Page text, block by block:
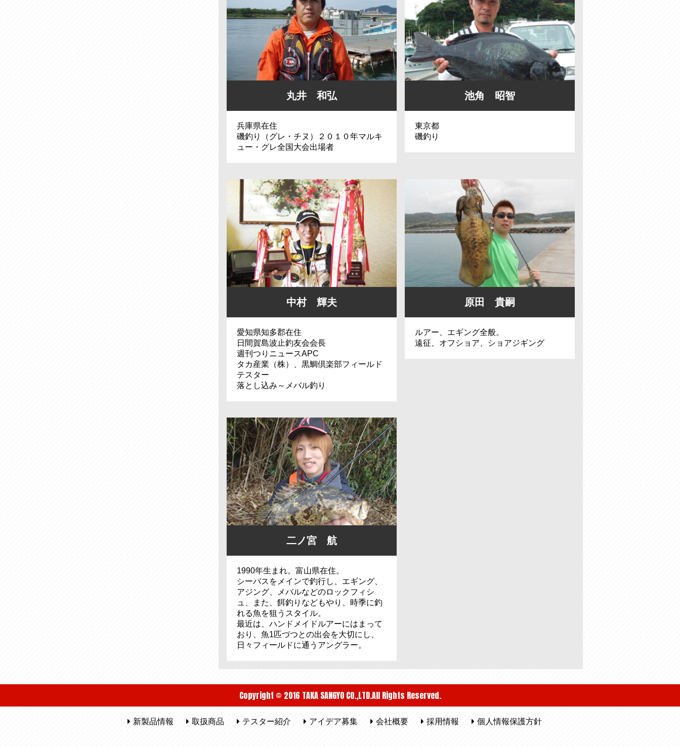
丸井 和弘
兵庫県在住
磯釣り（グレ・チヌ）２０１０年マルキ
ュー・グレ全国大会出場者
池角 昭智
東京都
磯釣り
中村 輝夫
愛知県知多郡在住
日間賀島波止釣友会会長
週刊つりニュースAPC
タカ産業（株）、黒鯛倶楽部フィールド
テスター
落とし込み～メバル釣り
原田 貴嗣
ルアー、エギング全般。
遠征、オフショア、ショアジギング
二ノ宮 航
1990年生まれ。富山県在住。
シーバスをメインで釣行し、エギング、
アジング、メバルなどのロックフィシ
ュ、また、餌釣りなどもやり、時季に釣
れる魚を狙うスタイル。
最近は、ハンドメイドルアーにはまって
おり、魚1匹づつとの出会を大切にし、
日々フィールドに通うアングラー。
Copyright © 2016 TAKA SANGYO CO.,LTD.All Rights Reserved.
新製品情報 取扱商品 テスター紹介 アイデア募集 会社概要 採用情報 個人情報保護方針